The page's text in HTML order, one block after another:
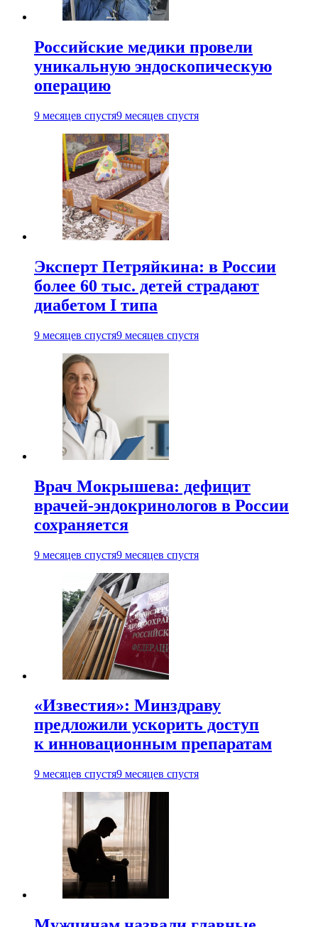
Российские медики провели
уникальную эндоскопическую
операцию
9 месяцев спустя9 месяцев спустя
Эксперт Петряйкина: в России
более 60 тыс. детей страдают
диабетом I типа
9 месяцев спустя9 месяцев спустя
Врач Мокрышева: дефицит
врачей-эндокринологов в России
сохраняется
9 месяцев спустя9 месяцев спустя
«Известия»: Минздраву
предложили ускорить доступ
к инновационным препаратам
9 месяцев спустя9 месяцев спустя